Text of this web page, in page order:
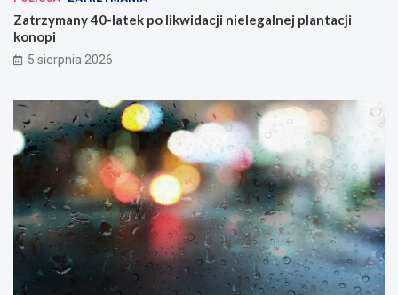
Zatrzymany 40-latek po likwidacji nielegalnej plantacji
konopi
5 sierpnia 2026